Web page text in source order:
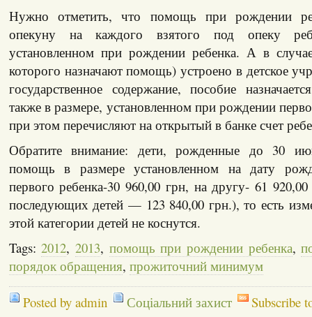
Нужно отметить, что помощь при рождении
опекуну на каждого взятого под опеку
установленном при рождении ребенка. А в
которого назначают помощь) устроено в детское
государственное содержание, пособие
также в размере, установленном при рождении
при этом перечисляют на открытый в банке счет
Обратите внимание: дети, рожденные до 30
помощь в размере установленном на дату
первого ребенка-30 960,00 грн, на другу- 61
последующих детей — 123 840,00 грн.), то есть
этой категории детей не коснутся.
Tags:2012, 2013, помощь при рождении ребенка,
порядок обращения, прожиточний минимум
Posted by admin Соціальний захист Subscribe